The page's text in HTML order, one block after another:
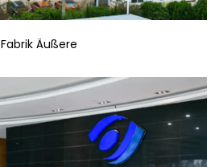
Fabrik Äußere